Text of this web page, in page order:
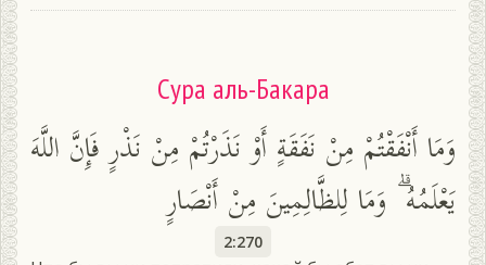
Сура аль-Бакара
وَمَا أَنْفَقْتُمْ مِنْ نَفَقَةٍ أَوْ نَذَرْتُمْ مِنْ نَذْرٍ فَإِنَّ اللَّهَ
يَعْلَمُهُ ۗ وَمَا لِلظَّالِمِينَ مِنْ أَنْصَارٍ
2:270